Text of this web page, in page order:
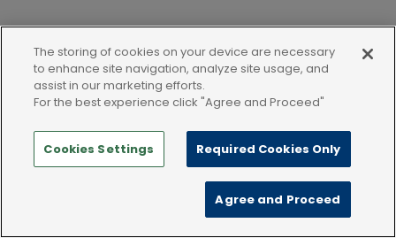
Política de privacidad
Condiciones de uso
Política de Cookies
The storing of cookies on your device are necessary
to enhance site navigation, analyze site usage, and
assist in our marketing efforts.
For the best experience click "Agree and Proceed"
Cookies Settings Required Cookies Only
Agree and Proceed